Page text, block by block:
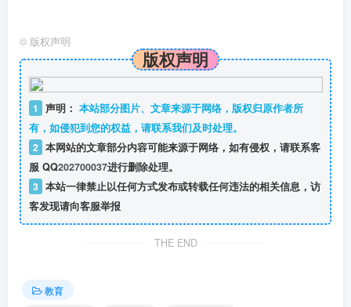
© 版权声明
版权声明
1 声明： 本站部分图片、文章来源于网络，版权归原作者所
有，如侵犯到您的权益，请联系我们及时处理。
2 本网站的文章部分内容可能来源于网络，如有侵权，请联系客
服 QQ202700037进行删除处理。
3 本站一律禁止以任何方式发布或转载任何违法的相关信息，访
客发现请向客服举报
THE END
教育